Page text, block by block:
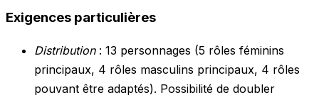
Exigences particulières
Distribution: 13 personnages (5 rôles féminins
principaux, 4 rôles masculins principaux, 4 rôles
pouvant être adaptés). Possibilité de doubler